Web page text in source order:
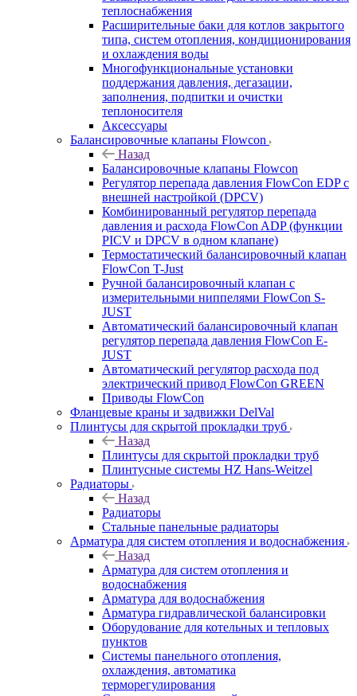
теплоснабжения
Расширительные баки для котлов закрытого
типа, систем отопления, кондиционирования
и охлаждения воды
Многофункциональные установки
поддержания давления, дегазации,
заполнения, подпитки и очистки
теплоносителя
Аксессуары
Балансировочные клапаны Flowcon
Назад
Балансировочные клапаны Flowcon
Регулятор перепада давления FlowСon EDP с
внешней настройкой (DPCV)
Комбинированный регулятор перепада
давления и расхода FlowСon ADP (функции
PICV и DPCV в одном клапане)
Термостатический балансировочный клапан
FlowСon T-Just
Ручной балансировочный клапан с
измерительными ниппелями FlowСon S-
JUST
Автоматический балансировочный клапан
регулятор перепада давления FlowСon E-
JUST
Автоматический регулятор расхода под
электрический привод FlowСon GREEN
Приводы FlowCon
Фланцевые краны и задвижки DelVal
Плинтусы для скрытой прокладки труб
Назад
Плинтусы для скрытой прокладки труб
Плинтусные системы HZ Hans-Weitzel
Радиаторы
Назад
Радиаторы
Стальные панельные радиаторы
Арматура для систем отопления и водоснабжения
Назад
Арматура для систем отопления и
водоснабжения
Арматура для водоснабжения
Арматура гидравлической балансировки
Оборудование для котельных и тепловых
пунктов
Системы панельного отопления,
охлаждения, автоматика
терморегулирования